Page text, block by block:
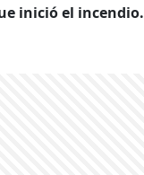
inició el incendio.